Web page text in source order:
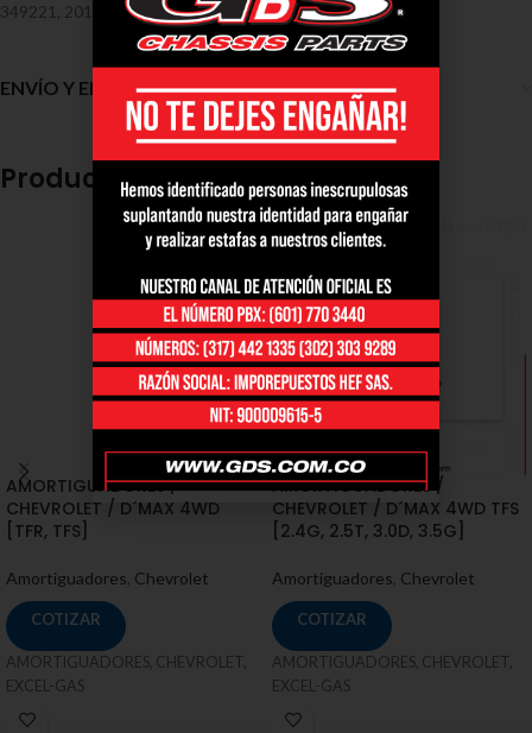
349221, 2014 – 2020
ENVÍO Y ENTREGA
Productos relacionados
AMORTIGUADORES /
CHEVROLET / D´MAX 4WD
[TFR, TFS]
Amortiguadores Chevrolet
COTIZAR
AMORTIGUADORES, CHEVROLET,
EXCEL-GAS
AMORTIGUADORES /
CHEVROLET / D´MAX 4WD TFS
[2.4G, 2.5T, 3.0D, 3.5G]
Amortiguadores Chevrolet
COTIZAR
AMORTIGUADORES, CHEVROLET,
EXCEL-GAS